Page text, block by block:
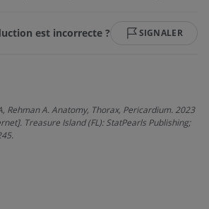
est incorrecte ? SIGNALER
Rehman A. Anatomy, Thorax, Pericardium. 2023
Treasure Island (FL): StatPearls Publishing;